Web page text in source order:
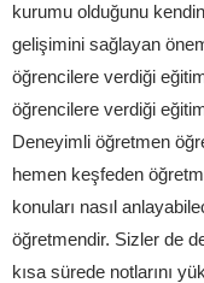
kurumu olduğunu
gelişimini sağlayan
öğrencilere verdiği
öğrencilere verdiği
Deneyimli öğretmen
hemen keşfeden
konuları nasıl
öğretmendir. Sizler de
kısa sürede notlarını